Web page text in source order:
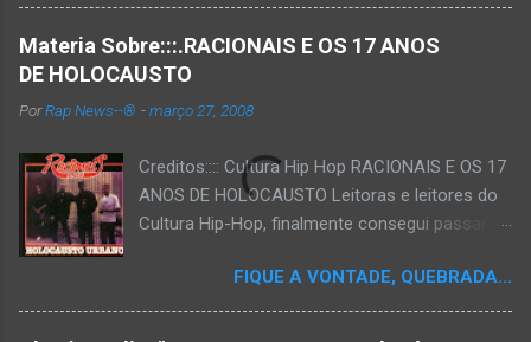
Materia Sobre:::.RACIONAIS E OS 17 ANOS
DE HOLOCAUSTO
PorRap News--® -março 27, 2008
Creditos:::: Cultura Hip Hop RACIONAIS E OS 17
ANOS DE HOLOCAUSTO Leitoras e leitores do
Cultura Hip-Hop, finalmente consegui passar
que há muito tempo vinha maturando: uma
espécie de "ensaio-tributo" ao disco mais
importante do rap brasileiro, que completará 17
FIQUE A VONTADE, QUEBRADA...